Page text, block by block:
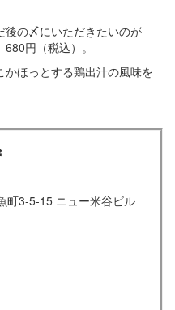
後の〆にいただきたいのが
円（税込）。
ほっとする鶏出汁の風味を
町3-5-15 ニュー米谷ビル